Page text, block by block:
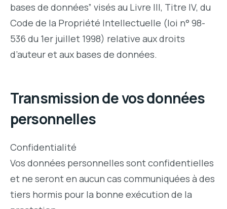
bases de données” visés au Livre III, Titre IV, du
Code de la Propriété Intellectuelle (loi n° 98-
536 du 1er juillet 1998) relative aux droits
d’auteur et aux bases de données.
Transmission de vos données
personnelles
Confidentialité
Vos données personnelles sont confidentielles
et ne seront en aucun cas communiquées à des
tiers hormis pour la bonne exécution de la